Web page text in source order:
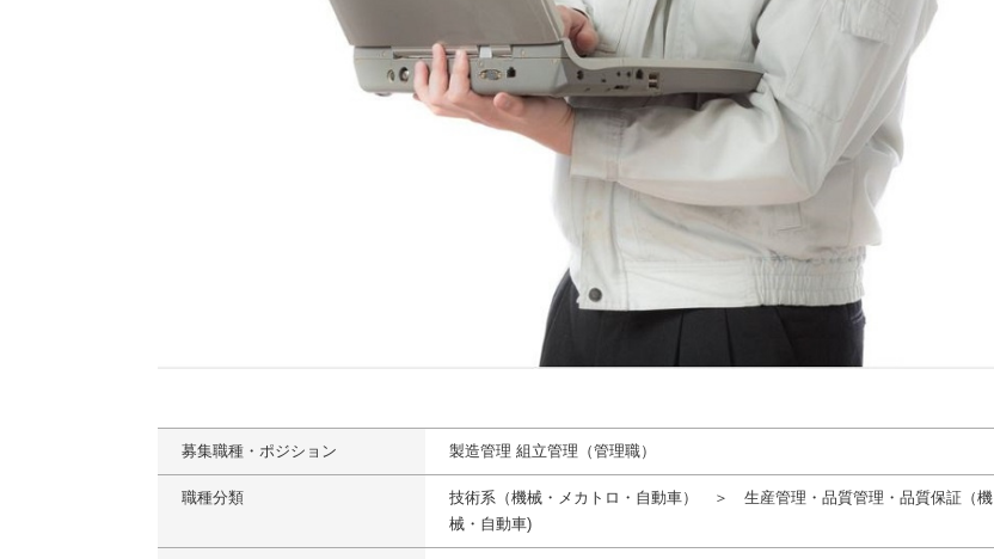
募集職種・ポジション 製造管理 組立管理（管理職）
職種分類
技術系（機械・メカトロ・自動車） ＞ 生産管理・品質管理・品質保証（機
械・自動車)